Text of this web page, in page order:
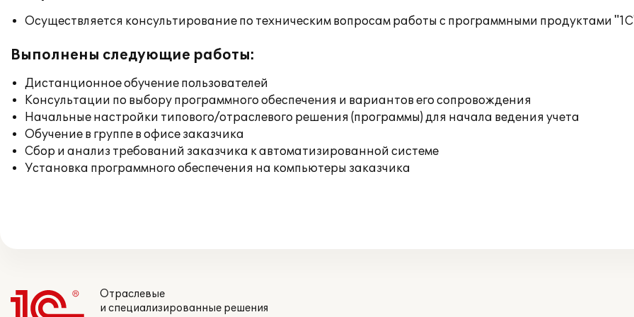
Осуществляется консультирование по техническим вопросам работы с программными продуктами
Выполнены следующие работы:
Дистанционное обучение пользователей
Консультации по выбору программного обеспечения и вариантов его сопровождения
Начальные настройки типового/отраслевого решения (программы) для начала ведения учета
Обучение в группе в офисе заказчика
Сбор и анализ требований заказчика к автоматизированной системе
Установка программного обеспечения на компьютеры заказчика
Отраслевые
и специализированные решения